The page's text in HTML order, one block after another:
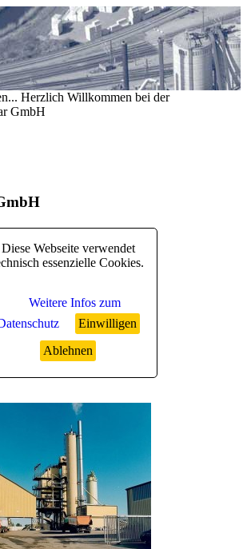
Diese Webseite verwendet
essenzielle Cookies.
Weitere Infos zum
Einwilligen
Ablehnen
Herzlich Willkommen bei der
GmbH